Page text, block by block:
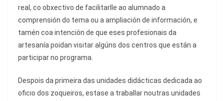
real, co obxectivo de facilitarlle ao alumnado a
comprensión do tema ou a ampliación de información, e
tamén coa intención de que eses profesionais da
artesanía poidan visitar algúns dos centros que están a
participar no programa.
Despois da primeira das unidades didácticas dedicada ao
oficio dos zoqueiros, estase a traballar noutras unidades